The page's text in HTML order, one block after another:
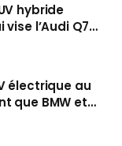
hybride
l’Audi Q7
électrique au
que BMW et